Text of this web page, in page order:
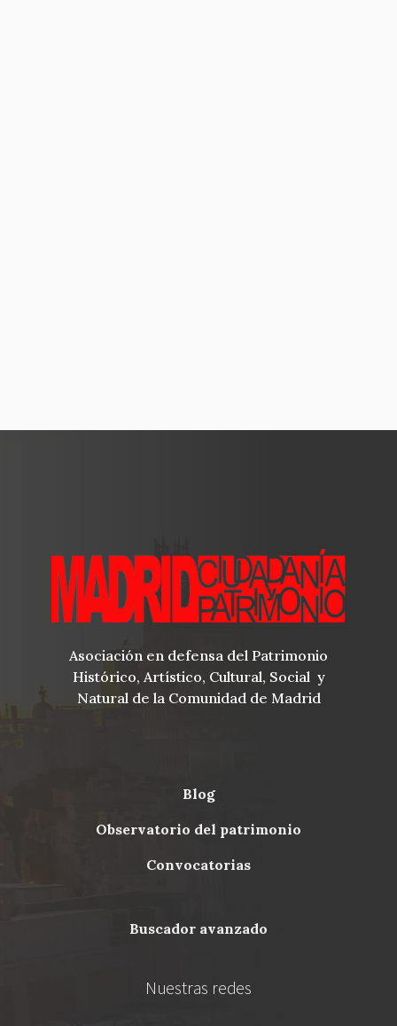
Asociación en defensa del Patrimonio
Histórico, Artístico, Cultural, Social y
Natural de la Comunidad de Madrid
Menu
blog
observatorio del patrimonio
convocatorias
buscador avanzado
Nuestras redes